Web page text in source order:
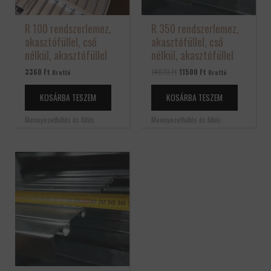
R 100 rendszerlemez,
akasztófüllel, cső
nélkül, akasztófüllel
3360 Ft Bruttó
KOSÁRBA TESZEM
Mennyezethűtés és fűtés
R 350 rendszerlemez,
akasztófüllel, cső
nélkül, akasztófüllel
14070 Ft 11500 Ft Bruttó
KOSÁRBA TESZEM
Mennyezethűtés és fűtés